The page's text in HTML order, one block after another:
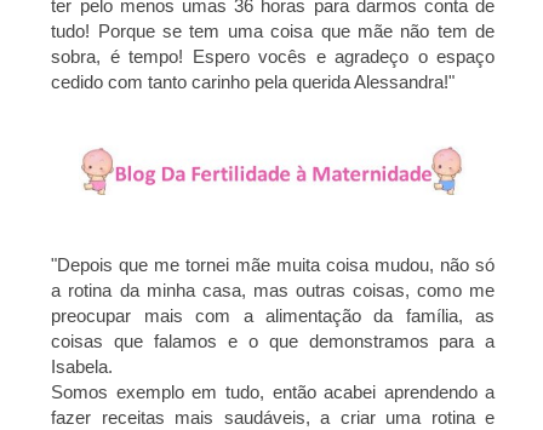
ter pelo menos umas 36 horas para darmos conta de
tudo! Porque se tem uma coisa que mãe não tem de
sobra, é tempo! Espero vocês e agradeço o espaço
cedido com tanto carinho pela querida Alessandra!"
"Depois que me tornei mãe muita coisa mudou, não só
a rotina da minha casa, mas outras coisas, como me
preocupar mais com a alimentação da família, as
coisas que falamos e o que demonstramos para a
Isabela.
Somos exemplo em tudo, então acabei aprendendo a
fazer receitas mais saudáveis, a criar uma rotina e